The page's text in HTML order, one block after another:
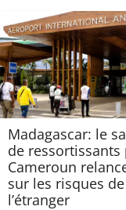
Madagascar: le
de ressortissants
Cameroun
sur les risques
l’étranger